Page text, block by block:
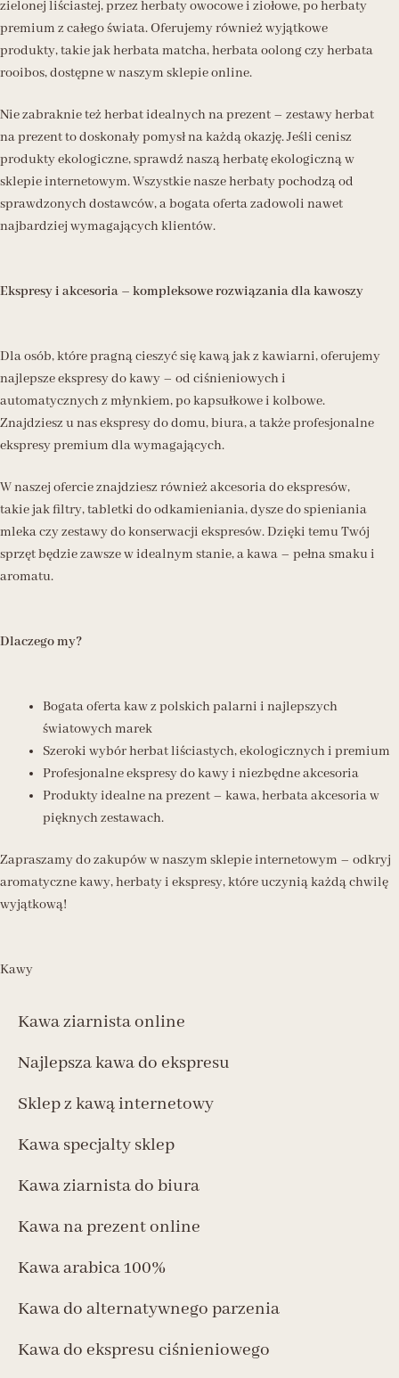
zielonej liściastej, przez herbaty owocowe i ziołowe, po herbaty
premium z całego świata. Oferujemy również wyjątkowe
produkty, takie jak herbata matcha, herbata oolong czy herbata
rooibos, dostępne w naszym sklepie online.
Nie zabraknie też herbat idealnych na prezent – zestawy herbat
na prezent to doskonały pomysł na każdą okazję. Jeśli cenisz
produkty ekologiczne, sprawdź naszą herbatę ekologiczną w
sklepie internetowym. Wszystkie nasze herbaty pochodzą od
sprawdzonych dostawców, a bogata oferta zadowoli nawet
najbardziej wymagających klientów.
Ekspresy i akcesoria – kompleksowe rozwiązania dla kawoszy
Dla osób, które pragną cieszyć się kawą jak z kawiarni, oferujemy
najlepsze ekspresy do kawy – od ciśnieniowych i
automatycznych z młynkiem, po kapsułkowe i kolbowe.
Znajdziesz u nas ekspresy do domu, biura, a także profesjonalne
ekspresy premium dla wymagających.
W naszej ofercie znajdziesz również akcesoria do ekspresów,
takie jak filtry, tabletki do odkamieniania, dysze do spieniania
mleka czy zestawy do konserwacji ekspresów. Dzięki temu Twój
sprzęt będzie zawsze w idealnym stanie, a kawa – pełna smaku i
aromatu.
Dlaczego my?
Bogata oferta kaw z polskich palarni i najlepszych
światowych marek
Szeroki wybór herbat liściastych, ekologicznych i premium
Profesjonalne ekspresy do kawy i niezbędne akcesoria
Produkty idealne na prezent – kawa, herbata akcesoria w
pięknych zestawach.
Zapraszamy do zakupów w naszym sklepie internetowym – odkryj
aromatyczne kawy, herbaty i ekspresy, które uczynią każdą chwilę
wyjątkową!
Kawy
Kawa ziarnista online
Najlepsza kawa do ekspresu
Sklep z kawą internetowy
Kawa specjalty sklep
Kawa ziarnista do biura
Kawa na prezent online
Kawa arabica 100%
Kawa do alternatywnego parzenia
Kawa do ekspresu ciśnieniowego